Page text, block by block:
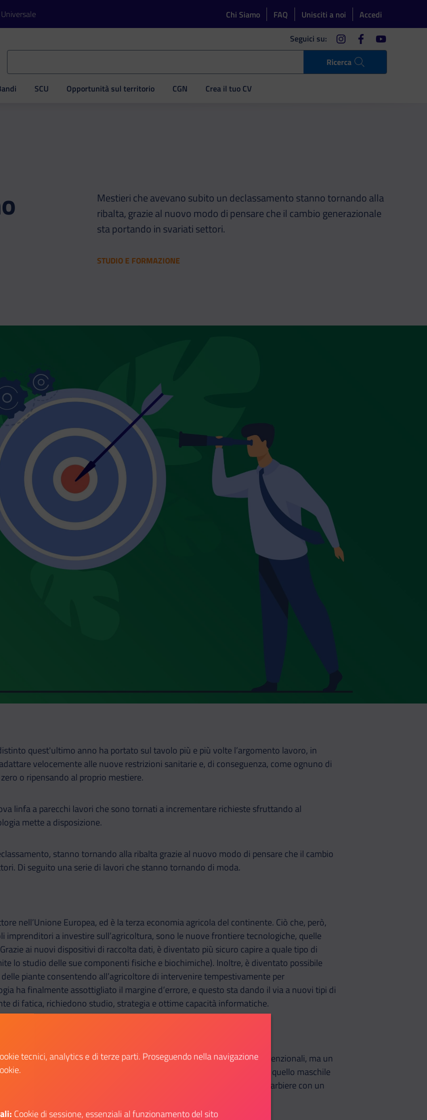
Chi Siamo FAQ Unisciti a noi Accedi
Ricerca
Seguici su: instagramfacebookyoutube
SCU Opportunità sul territorio CGN Crea il tuo CV
Mestieri che avevano subito un declassamento stanno tornando alla
ribalta, grazie al nuovo modo di pensare che il cambio generazionale
sta portando in svariati settori.
STUDIO E FORMAZIONE
quest'ultimo anno ha portato sul tavolo più e più volte l’argomento lavoro, in
velocemente alle nuove restrizioni sanitarie e, di conseguenza, come ognuno di
o ripensando al proprio mestiere.
linfa a parecchi lavori che sono tornati a incrementare richieste sfruttando al
mette a disposizione.
stanno tornando alla ribalta grazie al nuovo modo di pensare che il cambio
Di seguito una serie di lavori che stanno tornando di moda.
nell’Unione Europea, ed è la terza economia agricola del continente. Ciò che, però,
imprenditori a investire sull’agricoltura, sono le nuove frontiere tecnologiche, quelle
ai nuovi dispositivi di raccolta dati, è diventato più sicuro capire a quale tipo di
lo studio delle sue componenti fisiche e biochimiche). Inoltre, è diventato possibile
piante consentendo all’agricoltore di intervenire tempestivamente per
ha finalmente assottigliato il margine d’errore, e questo sta dando il via a nuovi tipi di
di fatica, richiedono studio, strategia e ottime capacità informatiche.
mondo. Barbe, baffi e capelli lunghi non sono solo simboli anticonvenzionali, ma un
solo il corpo femminile sta subendo una nuova riflessione, ma anche quello maschile
La peluria dell’uomo è da gestire, e chi può farlo meglio di un barbiere con un
tecnici, analytics e di terze parti. Proseguendo nella navigazione
Cookie di sessione, essenziali al funzionamento del sito